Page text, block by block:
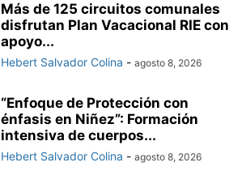
Más de 125 circuitos comunales
disfrutan Plan Vacacional RIE con
apoyo...
Hebert Salvador Colina - agosto 8, 2026
“Enfoque de Protección con
énfasis en Niñez”: Formación
intensiva de cuerpos...
Hebert Salvador Colina - agosto 8, 2026